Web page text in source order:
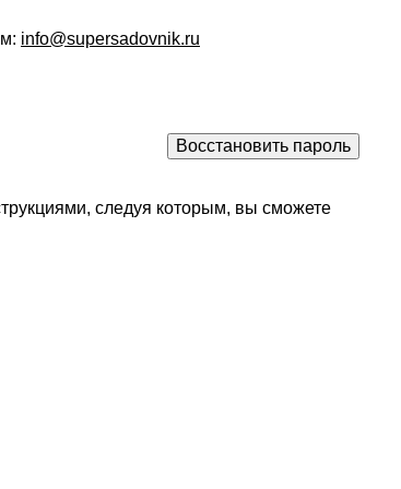
info@supersadovnik.ru
следуя которым, вы сможете